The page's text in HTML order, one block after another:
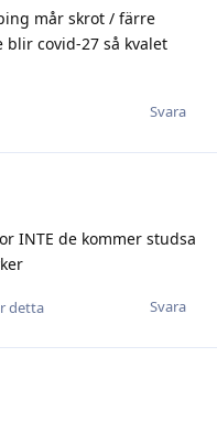
mår skrot / färre
covid-27 så kvalet
Svara
INTE de kommer studsa
Svara
detta